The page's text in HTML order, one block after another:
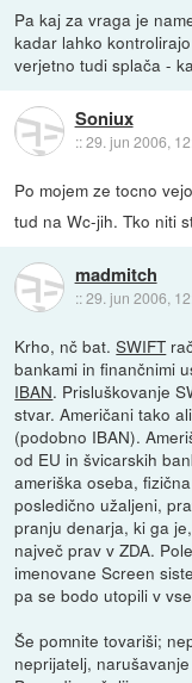
Pa kaj za vraga je
kadar lahko
verjetno tudi splača -
Soniux
::29. jun 2006,
Po mojem ze tocno
tud na Wc-jih. Tko niti
madmitch
::29. jun 2006,
Krho, nč bat.SWIFT
bankami in finančnimi
IBAN. Prisluškovanje
stvar. Američani tako
(podobno IBAN).
od EU in švicarskih
ameriška oseba,
posledično užaljeni,
pranju denarja, ki ga
največ prav v ZDA.
imenovane Screen
pa se bodo utopili v
Še pomnite tovariši;
neprijatelj,